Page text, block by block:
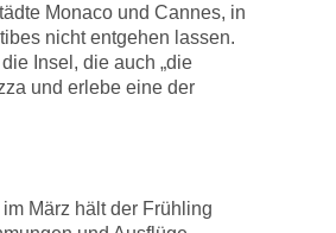
Monaco und Cannes, in
nicht entgehen lassen.
Insel, die auch „die
und erlebe eine der
März hält der Frühling